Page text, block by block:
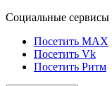
Социальные сервисы
Посетить MAX
Посетить Vk
Посетить Ритм